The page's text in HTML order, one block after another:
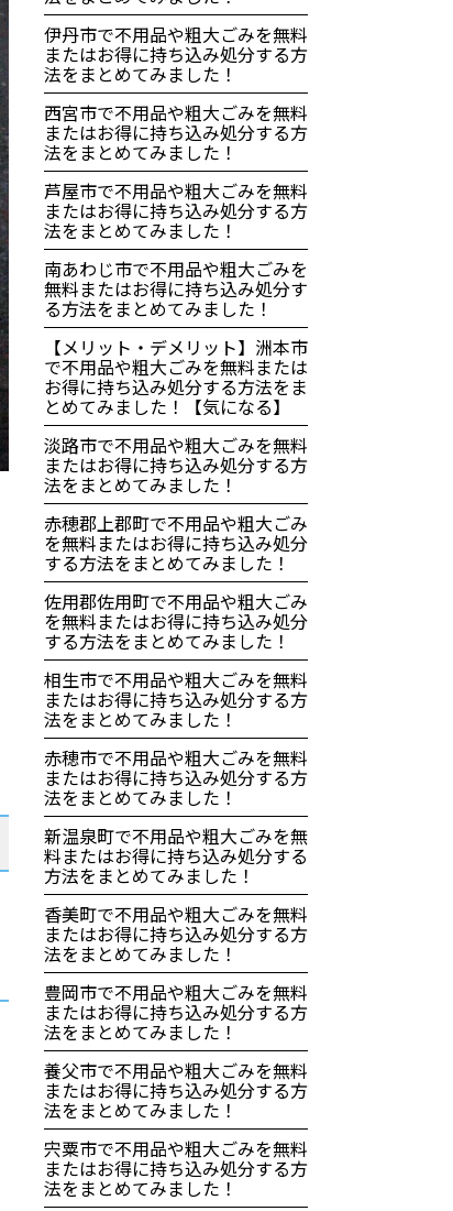
伊丹市で不用品や粗大ごみを無料
またはお得に持ち込み処分する方
法をまとめてみました！
西宮市で不用品や粗大ごみを無料
またはお得に持ち込み処分する方
法をまとめてみました！
芦屋市で不用品や粗大ごみを無料
またはお得に持ち込み処分する方
法をまとめてみました！
南あわじ市で不用品や粗大ごみを
無料またはお得に持ち込み処分す
る方法をまとめてみました！
【メリット・デメリット】洲本市
で不用品や粗大ごみを無料または
お得に持ち込み処分する方法をま
とめてみました！【気になる】
淡路市で不用品や粗大ごみを無料
またはお得に持ち込み処分する方
法をまとめてみました！
赤穂郡上郡町で不用品や粗大ごみ
を無料またはお得に持ち込み処分
する方法をまとめてみました！
佐用郡佐用町で不用品や粗大ごみ
を無料またはお得に持ち込み処分
する方法をまとめてみました！
相生市で不用品や粗大ごみを無料
またはお得に持ち込み処分する方
法をまとめてみました！
赤穂市で不用品や粗大ごみを無料
またはお得に持ち込み処分する方
法をまとめてみました！
新温泉町で不用品や粗大ごみを無
料またはお得に持ち込み処分する
方法をまとめてみました！
香美町で不用品や粗大ごみを無料
またはお得に持ち込み処分する方
法をまとめてみました！
豊岡市で不用品や粗大ごみを無料
またはお得に持ち込み処分する方
法をまとめてみました！
養父市で不用品や粗大ごみを無料
またはお得に持ち込み処分する方
法をまとめてみました！
宍粟市で不用品や粗大ごみを無料
またはお得に持ち込み処分する方
法をまとめてみました！